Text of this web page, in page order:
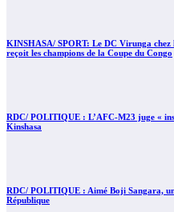
KINSHASA/ SPORT: Le DC Virunga chez
reçoit les champions de la Coupe du Congo
RDC/ POLITIQUE : L’AFC-M23 juge «
Kinshasa
RDC/ POLITIQUE : Aimé Boji Sangara,
République